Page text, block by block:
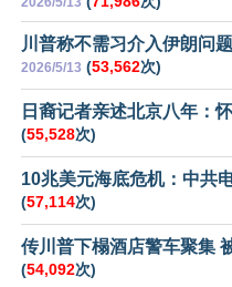
川普称不需习介入伊朗问
2026/5/13 (53,562次)
日裔记者亲述北京八年：
(55,528次)
10兆美元海底危机：中共
(57,114次)
传川普下榻酒店警车聚集
(54,092次)